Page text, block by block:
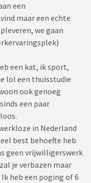
een
maar een echte
we gaan
een kat, ik sport,
lol een thuisstudie
ook genoeg
een paar
in Nederland
best behoefte heb
geen vrijwilligerswerk
je verbazen maar
heb een poging of 6